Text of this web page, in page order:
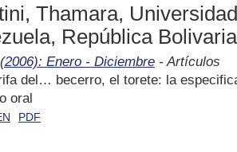
Thamara,
República
Enero - Diciembre - Artículos
del… becerro, el torete: la
oral
PDF